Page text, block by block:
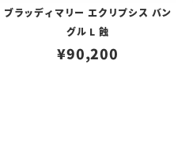
ブラッディマリー エクリプシス バン
グル L 蝕
¥90,200